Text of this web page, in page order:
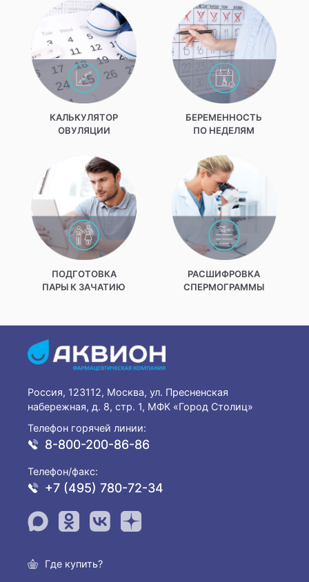
КАЛЬКУЛЯТОР
ОВУЛЯЦИИ
БЕРЕМЕННОСТЬ
ПО НЕДЕЛЯМ
ПОДГОТОВКА
ПАРЫ К ЗАЧАТИЮ
РАСШИФРОВКА
СПЕРМОГРАММЫ
Россия, 123112, Москва, ул. Пресненская
набережная, д. 8, стр. 1, МФК «Город Столиц»
Телефон горячей линии:
8-800-200-86-86
Телефон/факс:
+7 (495) 780-72-34
Где купить?